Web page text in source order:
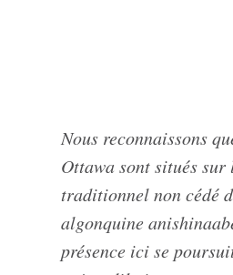
Nous reconnaissons
Ottawa sont situés
traditionnel non cédé
algonquine
présence ici se